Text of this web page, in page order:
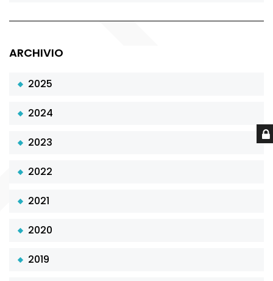
ARCHIVIO
2025
2024
2023
2022
2021
2020
2019